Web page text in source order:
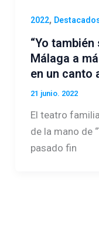
2022,
“Yo también
Málaga a
en un canto
21 junio. 2022
El teatro
de la mano de
pasado fin